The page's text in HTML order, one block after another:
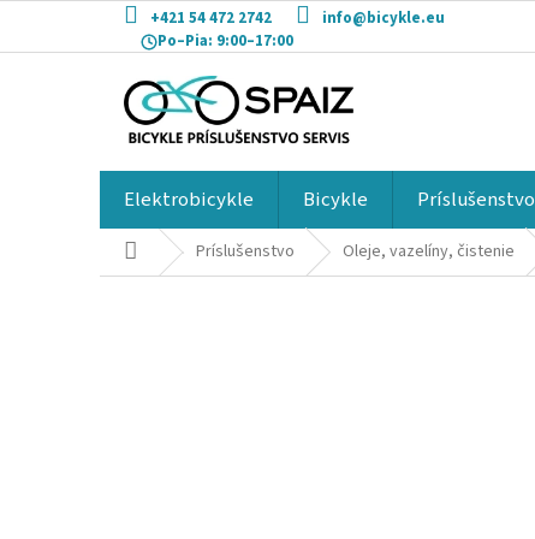
obsah
+421 54 472 2742
info@bicykle.eu
Po–Pia: 9:00–17:00
Elektrobicykle Bicykle Príslušenstvo
DomovPríslušenstvo Oleje, vazelíny, čistenie